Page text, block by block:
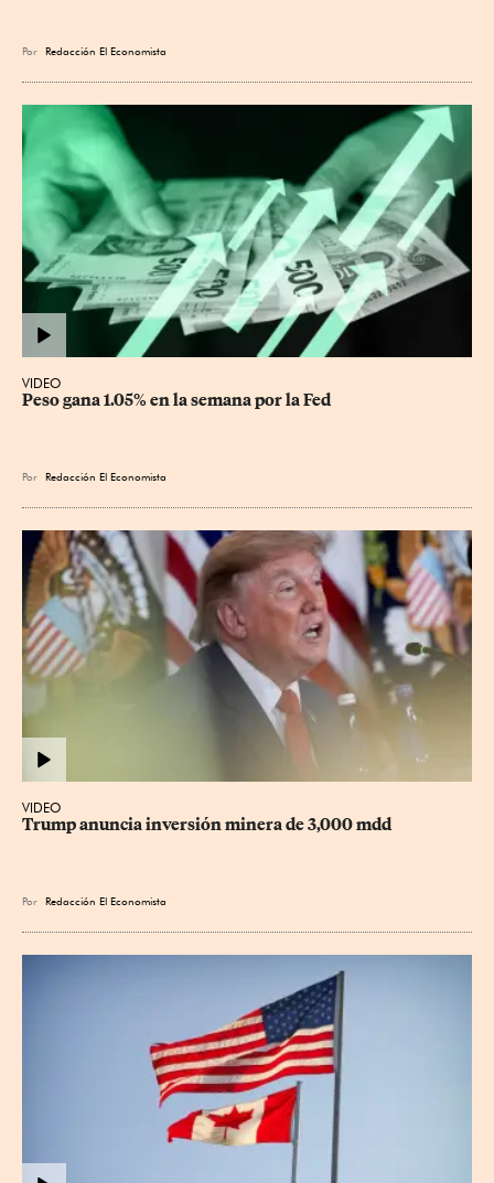
Por Redacción El Economista
VIDEO
Peso gana 1.05% en la semana por la Fed
Por Redacción El Economista
VIDEO
Trump anuncia inversión minera de 3,000 mdd
Por Redacción El Economista